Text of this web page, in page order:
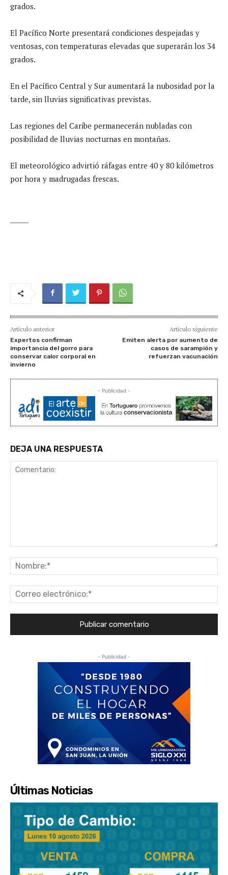
grados.
El Pacífico Norte presentará condiciones despejadas y
ventosas, con temperaturas elevadas que superarán los 34
grados.
En el Pacífico Central y Sur aumentará la nubosidad por la
tarde, sin lluvias significativas previstas.
Las regiones del Caribe permanecerán nubladas con
posibilidad de lluvias nocturnas en montañas.
El meteorológico advirtió ráfagas entre 40 y 80 kilómetros
por hora y madrugadas frescas.
Artículo anterior
Expertos confirman
importancia del gorro para
conservar calor corporal en
invierno
Artículo siguiente
Emiten alerta por aumento de
casos de sarampión y
refuerzan vacunación
- Publicidad -
DEJA UNA RESPUESTA
- Publicidad -
Últimas Noticias